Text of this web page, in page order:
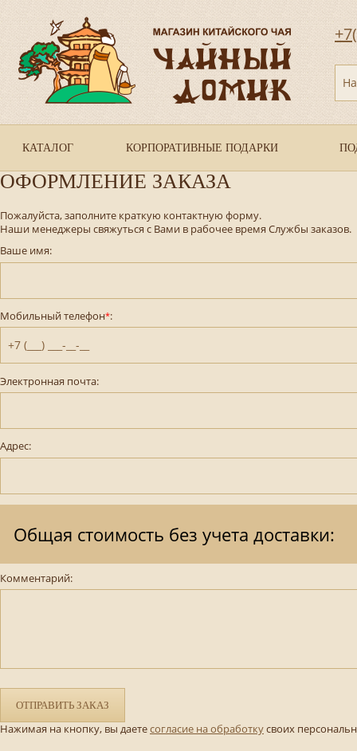
КАТАЛОГ КОРПОРАТИВНЫЕ ПОДАРКИ
ОФОРМЛЕНИЕ ЗАКАЗА
Пожалуйста, заполните краткую контактную форму.
Наши менеджеры свяжуться с Вами в рабочее время Службы заказов.
Ваше имя:
Мобильный телефон*:
+7 (___) ___-__-__
Электронная почта:
Адрес:
Общая стоимость без учета доставки:
Комментарий:
ОТПРАВИТЬ ЗАКАЗ
Нажимая на кнопку, вы даетесогласие на обработкусвоих